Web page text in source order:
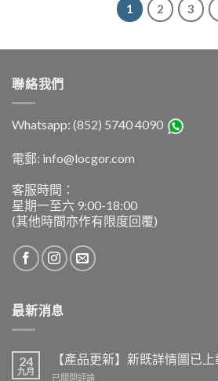
1 2 3
聯絡我們
Whatsapp: (852) 5740 4090
電郵: info@locgor.com
客服時間：
星期一至六 9:00-18:00
(其他時間亦作有限度回覆)
最新消息
24
九月
【產品更新】新既詳情圖已上
【產
已關閉評論